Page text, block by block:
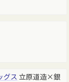
グス 立原道造×銀